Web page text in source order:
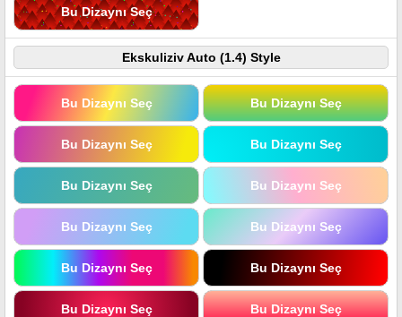
Bu Dizaynı Seç
Ekskuliziv Auto (1.4) Style
Bu Dizaynı Seç Bu Dizaynı Seç
Bu Dizaynı Seç Bu Dizaynı Seç
Bu Dizaynı Seç Bu Dizaynı Seç
Bu Dizaynı Seç Bu Dizaynı Seç
Bu Dizaynı Seç Bu Dizaynı Seç
Bu Dizaynı Seç Bu Dizaynı Seç